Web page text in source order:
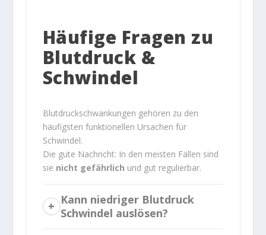
Häufige Fragen zu
Blutdruck &
Schwindel
Blutdruckschwankungen gehören zu den
häufigsten funktionellen Ursachen für
Schwindel.
Die gute Nachricht: In den meisten Fällen sind
sie nicht gefährlich und gut regulierbar.
Kann niedriger Blutdruck
Schwindel auslösen?